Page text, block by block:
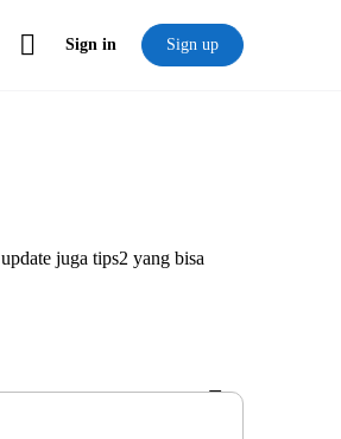
Sign in Sign up
juga tips2 yang bisa